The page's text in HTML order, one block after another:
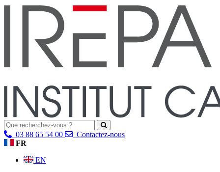
03 88 65 54 00
Contactez-nous
FR
EN